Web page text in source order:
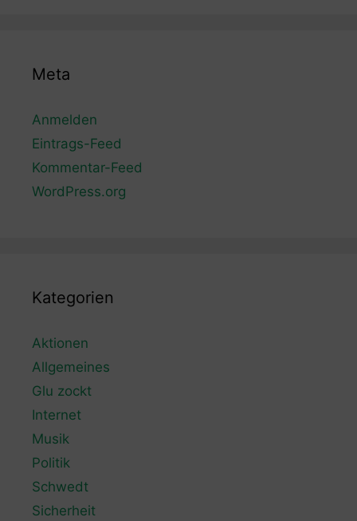
Meta
Anmelden
Eintrags-Feed
Kommentar-Feed
WordPress.org
Kategorien
Aktionen
Allgemeines
Glu zockt
Internet
Musik
Politik
Schwedt
Sicherheit